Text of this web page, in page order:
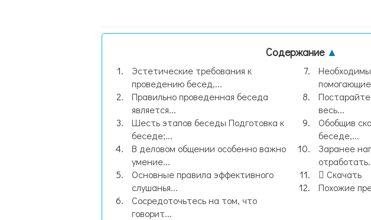
Содержание ▲
Эстетические требования к
проведению бесед,...
Правильно проведенная беседа
является...
Шесть этапов беседы Подготовка к
беседе;...
В деловом общении особенно важно
умение...
Основные правила эффективного
слушанья...
Сосредоточьтесь на том, что
говорит...
весь...
Обобщив
беседе,...
Заранее
Скачать
Похожие